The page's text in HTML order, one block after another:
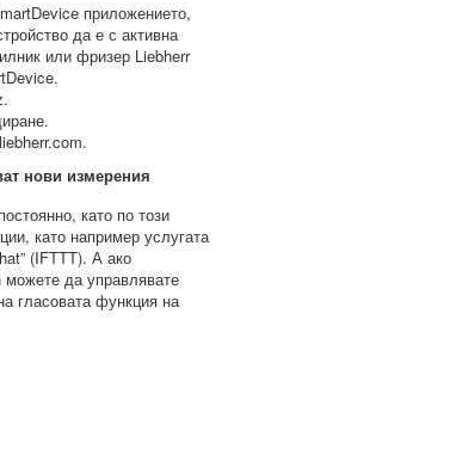
приложението,
да е с активна
или фризер Liebherr
нови измерения
като по този
като например услугата
(IFTTT). А ако
можете да управлявате
гласовата функция на